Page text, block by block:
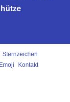
Sternzeichen
Emoji Kontakt